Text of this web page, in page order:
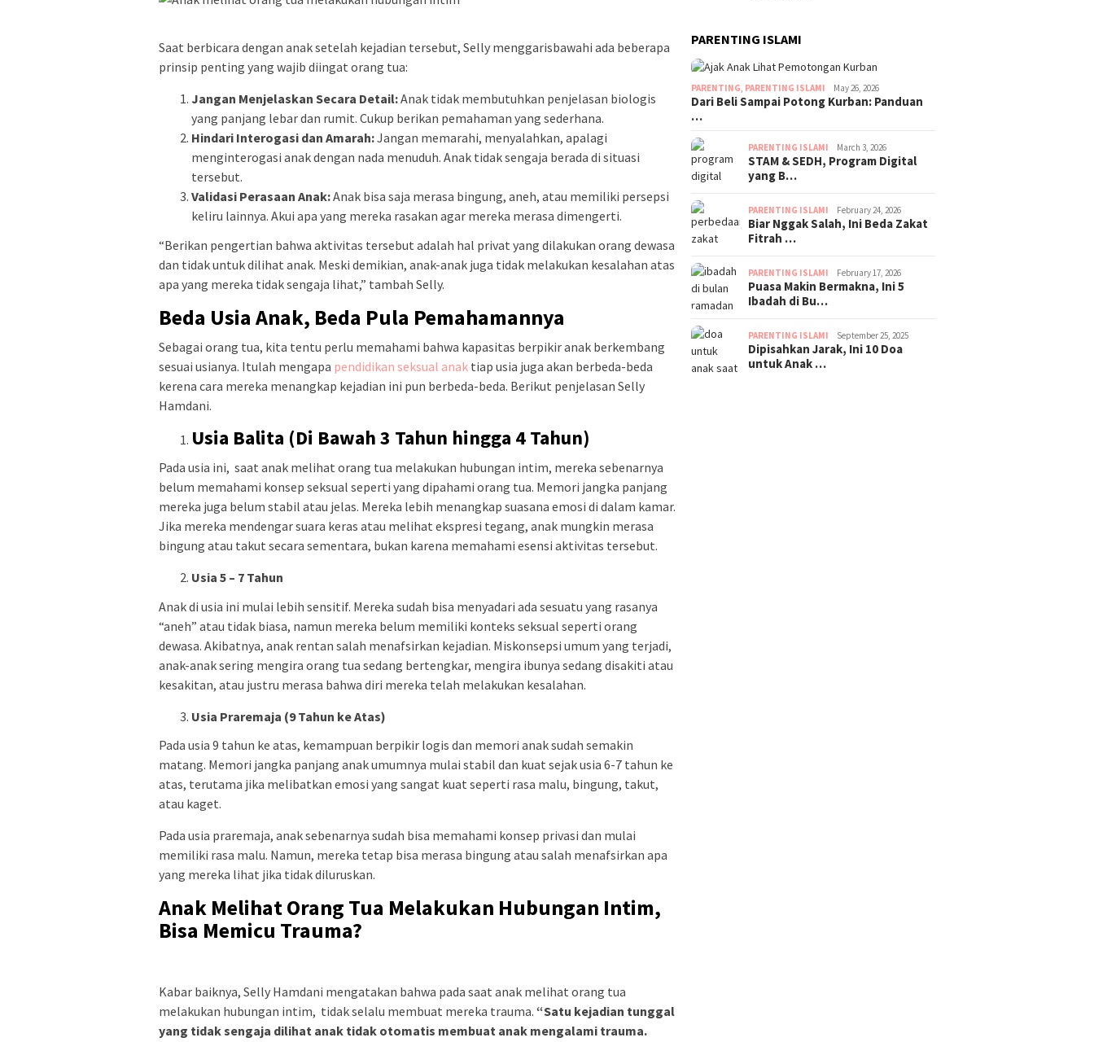
Saat berbicara dengan anak setelah kejadian tersebut, Selly menggarisbawahi ada beberapa
prinsip penting yang wajib diingat orang tua:
Jangan Menjelaskan Secara Detail:Anak tidak membutuhkan penjelasan biologis
yang panjang lebar dan rumit. Cukup berikan pemahaman yang sederhana.
Hindari Interogasi dan Amarah:Jangan memarahi, menyalahkan, apalagi
menginterogasi anak dengan nada menuduh. Anak tidak sengaja berada di situasi
tersebut.
Validasi Perasaan Anak:Anak bisa saja merasa bingung, aneh, atau memiliki persepsi
keliru lainnya. Akui apa yang mereka rasakan agar mereka merasa dimengerti.
“Berikan pengertian bahwa aktivitas tersebut adalah hal privat yang dilakukan orang dewasa
dan tidak untuk dilihat anak. Meski demikian, anak-anak juga tidak melakukan kesalahan atas
apa yang mereka tidak sengaja lihat,” tambah Selly.
Beda Usia Anak, Beda Pula Pemahamannya
Sebagai orang tua, kita tentu perlu memahami bahwa kapasitas berpikir anak berkembang
sesuai usianya. Itulah mengapa pendidikan seksual anak tiap usia juga akan berbeda-beda
kerena cara mereka menangkap kejadian ini pun berbeda-beda. Berikut penjelasan Selly
Hamdani.
Usia Balita (Di Bawah 3 Tahun hingga 4 Tahun)
Pada usia ini, saat anak melihat orang tua melakukan hubungan intim, mereka sebenarnya
belum memahami konsep seksual seperti yang dipahami orang tua. Memori jangka panjang
mereka juga belum stabil atau jelas. Mereka lebih menangkap suasana emosi di dalam kamar.
Jika mereka mendengar suara keras atau melihat ekspresi tegang, anak mungkin merasa
bingung atau takut secara sementara, bukan karena memahami esensi aktivitas tersebut.
Usia 5 – 7 Tahun
Anak di usia ini mulai lebih sensitif. Mereka sudah bisa menyadari ada sesuatu yang rasanya
“aneh” atau tidak biasa, namun mereka belum memiliki konteks seksual seperti orang
dewasa. Akibatnya, anak rentan salah menafsirkan kejadian. Miskonsepsi umum yang terjadi,
anak-anak sering mengira orang tua sedang bertengkar, mengira ibunya sedang disakiti atau
kesakitan, atau justru merasa bahwa diri mereka telah melakukan kesalahan.
Usia Praremaja (9 Tahun ke Atas)
Pada usia 9 tahun ke atas, kemampuan berpikir logis dan memori anak sudah semakin
matang. Memori jangka panjang anak umumnya mulai stabil dan kuat sejak usia 6-7 tahun ke
atas, terutama jika melibatkan emosi yang sangat kuat seperti rasa malu, bingung, takut,
atau kaget.
Pada usia praremaja, anak sebenarnya sudah bisa memahami konsep privasi dan mulai
memiliki rasa malu. Namun, mereka tetap bisa merasa bingung atau salah menafsirkan apa
yang mereka lihat jika tidak diluruskan.
Anak Melihat Orang Tua Melakukan Hubungan Intim,
Bisa Memicu Trauma?
Kabar baiknya, Selly Hamdani mengatakan bahwa pada saat anak melihat orang tua
melakukan hubungan intim, tidak selalu membuat mereka trauma. “Satu kejadian tunggal
yang tidak sengaja dilihat anak tidak otomatis membuat anak mengalami trauma.
PARENTING ISLAMI
PARENTING, PARENTING ISLAMI May 26, 2026
Dari Beli Sampai Potong Kurban: Panduan
…
PARENTING ISLAMI March 3, 2026
STAM & SEDH, Program Digital
yang B…
PARENTING ISLAMI February 24, 2026
Biar Nggak Salah, Ini Beda Zakat
Fitrah …
PARENTING ISLAMI February 17, 2026
Puasa Makin Bermakna, Ini 5
Ibadah di Bu…
PARENTING ISLAMI September 25, 2025
Dipisahkan Jarak, Ini 10 Doa
untuk Anak …